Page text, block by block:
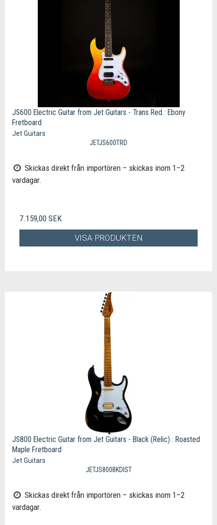
JS600 Electric Guitar from Jet Guitars - Trans Red : Ebony
Fretboard
Jet Guitars
JETJS600TRD
Skickas direkt från importören – skickas inom 1–2
vardagar.
7.159,00 SEK
VISA PRODUKTEN
JS800 Electric Guitar from Jet Guitars - Black (Relic) : Roasted
Maple Fretboard
Jet Guitars
JETJS800BKDIST
Skickas direkt från importören – skickas inom 1–2
vardagar.